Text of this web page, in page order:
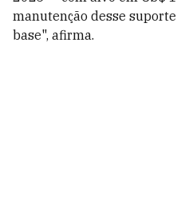
manutenção desse
base", afirma.